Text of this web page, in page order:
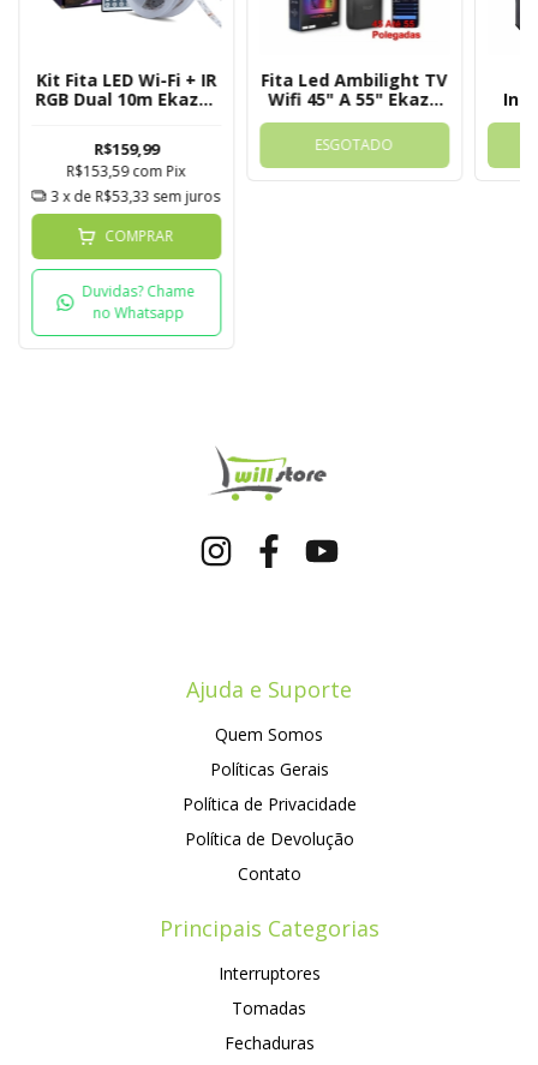
Kit Fita LED Wi-Fi + IR
RGB Dual 10m Ekaza-
R$159,99
R$153,59com Pix
3 x de R$53,33 sem juros
COMPRAR
Duvidas? Chame
no Whatsapp
Fita Led Ambilight TV
Wifi 45" A 55" Ekaza
EKCL-T3601-2 Tuya
ESGOTADO
Ajuda e Suporte
Quem Somos
Políticas Gerais
Política de Privacidade
Política de Devolução
Contato
Principais Categorias
Interruptores
Tomadas
Fechaduras